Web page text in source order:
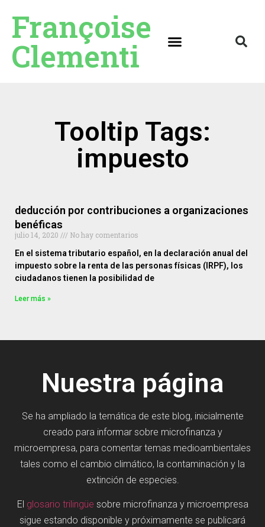
Françoise
Clementi
Tooltip Tags:
impuesto
deducción por contribuciones a organizaciones
benéficas
julio 14, 2020
No hay comentarios
En el sistema tributario español, en la declaración anual del
impuesto sobre la renta de las personas físicas (IRPF), los
ciudadanos tienen la posibilidad de
Leer más »
Nuestra página
Se ha ampliado la temática de este blog, inicialmente
creado para informar sobre microfinanza y
microempresa, para comentar temas medioambientales
tales como el cambio climático, la contaminación y la
extinción de especies.
El glosario trilingüe sobre microfinanza y microempresa
sigue estando disponible y próximamente se publicará